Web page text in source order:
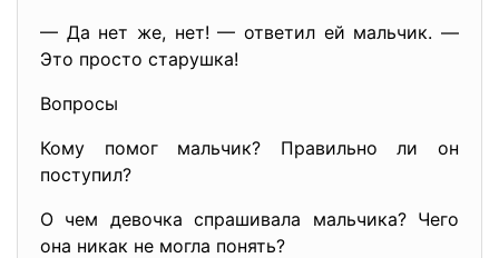
— Да нет же, нет! — ответил ей мальчик. —
Это просто старушка!
Вопросы
Кому помог мальчик? Правильно ли он
поступил?
О чем девочка спрашивала мальчика? Чего
она никак не могла понять?